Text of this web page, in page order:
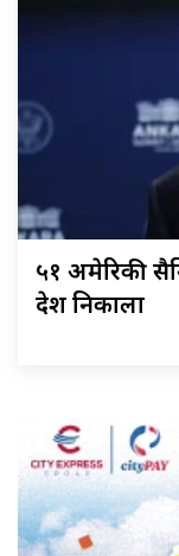
५१ अमेरिकी
देश निकाला